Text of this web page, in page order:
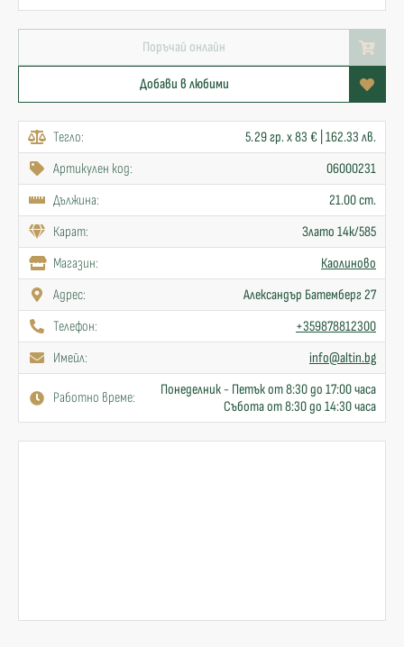
Поръчай онлайн
Добави в любими
Тегло:
5.29 гр. x 83 € | 162.33 лв.
Артикулен код:
06000231
Дължина:
21.00 cm.
Карат:
Злато 14к/585
Mагазин:
Каолиново
Адрес:
Александър Батемберг 27
Телефон:
+359878812300
Имейл:
info@altin.bg
Работно време:
Понеделник - Петък от 8:30 до 17:00 часа
Събота от 8:30 до 14:30 часа